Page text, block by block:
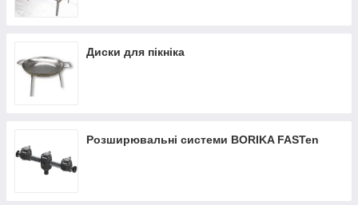
Диски для пікніка
Розширювальні системи BORIKA FASTen